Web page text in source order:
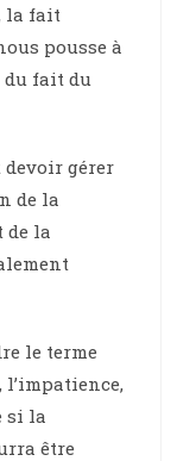
la fait
pousse à
du fait du
gérer
de la
de la
le terme
si la
être